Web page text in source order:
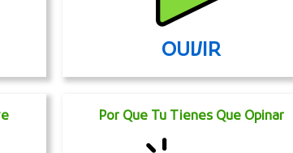
OUVIR
Por Que Tu Tienes Que Opinar